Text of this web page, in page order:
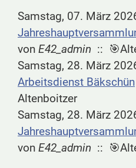
Samstag, 07. März
von E42_admin ::
Samstag, 28. März
Arbeitsdienst Bäkschün
Altenboitzer
Samstag, 28. März
von E42_admin ::